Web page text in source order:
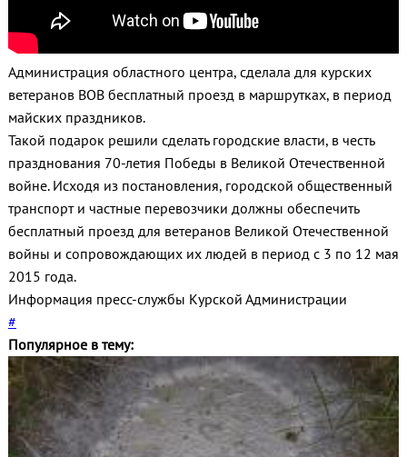
Администрация областного центра, сделала для курских
ветеранов ВОВ бесплатный проезд в маршрутках, в период
майских праздников.
Такой подарок решили сделать городские власти, в честь
празднования 70-летия Победы в Великой Отечественной
войне. Исходя из постановления, городской общественный
транспорт и частные перевозчики должны обеспечить
бесплатный проезд для ветеранов Великой Отечественной
войны и сопровождающих их людей в период с 3 по 12 мая
2015 года.
Информация пресс-службы Курской Администрации
#
Популярное в тему: